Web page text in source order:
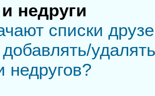
недруги
списки
недругов?